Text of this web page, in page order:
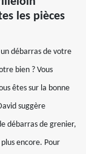
les pièces
débarras de votre
bien ? Vous
êtes sur la bonne
suggère
débarras de grenier,
encore. Pour